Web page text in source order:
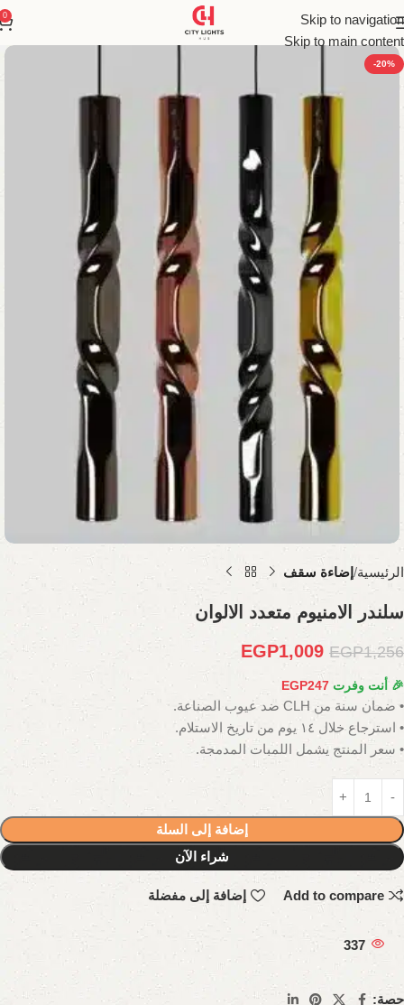
Skip to navigation
Skip to main content
0
-20%
الرئيسية إضاءة سقف
سلندر الامنيوم متعدد الالوان
EGP1,256
EGP1,009
🎉 أنت وفرت EGP247
• ضمان سنة من CLH ضد عيوب الصناعة.
• استرجاع خلال ١٤ يوم من تاريخ الاستلام.
• سعر المنتج يشمل اللمبات المدمجة.
إضافة إلى السلة
شراء الآن
Add to compare إضافة إلى مفضلة
337
حصة: